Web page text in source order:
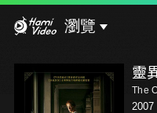
瀏覽
靈
The
2007